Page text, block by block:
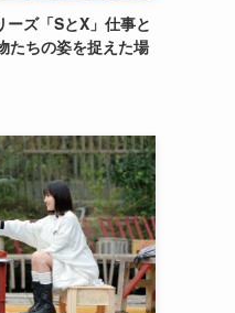
ズ「SとX」仕事と
ちの姿を捉えた場